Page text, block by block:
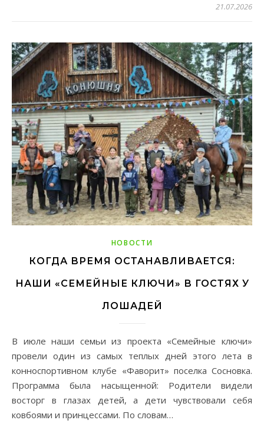
21.07.2026
НОВОСТИ
КОГДА ВРЕМЯ ОСТАНАВЛИВАЕТСЯ:
НАШИ «СЕМЕЙНЫЕ КЛЮЧИ» В ГОСТЯХ У
ЛОШАДЕЙ
В июле наши семьи из проекта «Семейные ключи»
провели один из самых теплых дней этого лета в
конноспортивном клубе «Фаворит» поселка Сосновка.
Программа была насыщенной: Родители видели
восторг в глазах детей, а дети чувствовали себя
ковбоями и принцессами. По словам…